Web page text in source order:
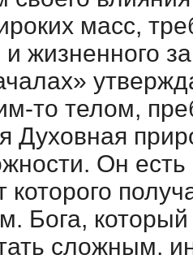
масс,
и жизненного
то телом,
Духовная
Он
которого
Бога,
сложным,